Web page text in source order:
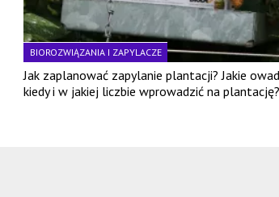
BIOROZWIĄZANIA I ZAPYLACZE
Jak zaplanować zapylanie plantacji? Jakie
kiedy i w jakiej liczbie wprowadzić na plantację?